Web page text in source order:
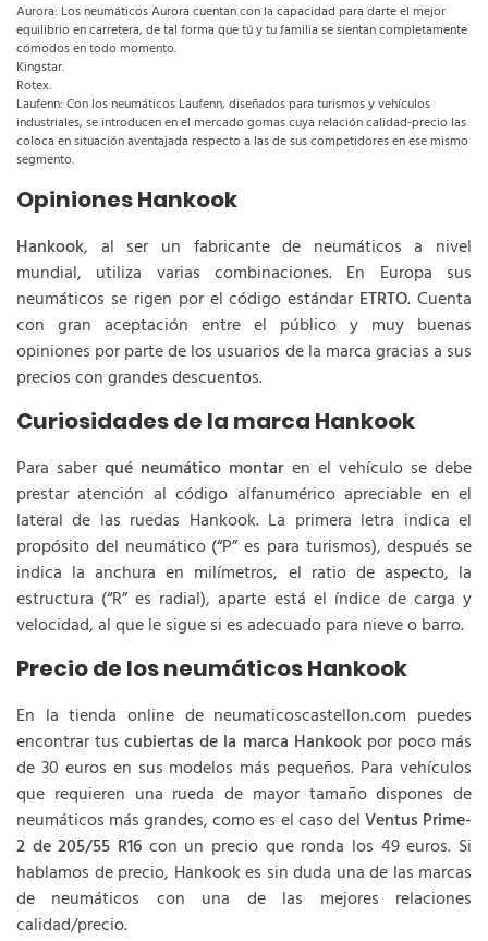
Aurora: Los neumáticos Aurora cuentan con la capacidad para darte el mejor
equilibrio en carretera, de tal forma que tú y tu familia se sientan completamente
cómodos en todo momento.
Kingstar.
Rotex.
Laufenn: Con los neumáticos Laufenn, diseñados para turismos y vehículos
industriales, se introducen en el mercado gomas cuya relación calidad-precio las
coloca en situación aventajada respecto a las de sus competidores en ese mismo
segmento.
Opiniones Hankook
Hankook, al ser un fabricante de neumáticos a nivel
mundial, utiliza varias combinaciones. En Europa sus
neumáticos se rigen por el código estándar ETRTO. Cuenta
con gran aceptación entre el público y muy buenas
opiniones por parte de los usuarios de la marca gracias a sus
precios con grandes descuentos.
Curiosidades de la marca Hankook
Para saberqué neumático montaren el vehículo se debe
prestar atención al código alfanumérico apreciable en el
lateral de las ruedas Hankook. La primera letra indica el
propósito del neumático (“P” es para turismos), después se
indica la anchura en milímetros, el ratio de aspecto, la
estructura (“R” es radial), aparte está el índice de carga y
velocidad, al que le sigue si es adecuado para nieve o barro.
Precio de los neumáticos Hankook
En la tienda online de neumaticoscastellon.com puedes
encontrar tuscubiertas de la marca Hankookpor poco más
de 30 euros en sus modelos más pequeños. Para vehículos
que requieren una rueda de mayor tamaño dispones de
neumáticos más grandes, como es el caso delVentus Prime-
2 de 205/55 R16 con un precio que ronda los 49 euros. Si
hablamos de precio, Hankook es sin duda una de las marcas
de neumáticos con una de las mejores relaciones
calidad/precio.